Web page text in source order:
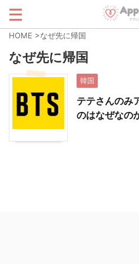
HOME >なぜ先に帰国
なぜ先に帰国
韓国
テテさんのみ
のはなぜなの